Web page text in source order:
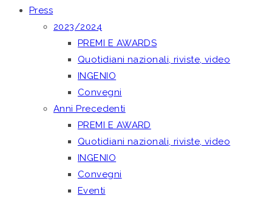
Press
2023/2024
PREMI E AWARDS
Quotidiani nazionali, riviste, video
INGENIO
Convegni
Anni Precedenti
PREMI E AWARD
Quotidiani nazionali, riviste, video
INGENIO
Convegni
Eventi